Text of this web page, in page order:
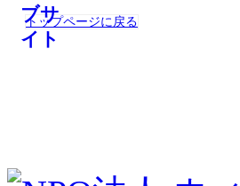
トップページに戻る